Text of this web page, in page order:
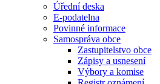
Úřední deska
E-podatelna
Povinné informace
Samospráva obce
Zastupitelstvo obce
Zápisy a usnesení
Výbory a komise